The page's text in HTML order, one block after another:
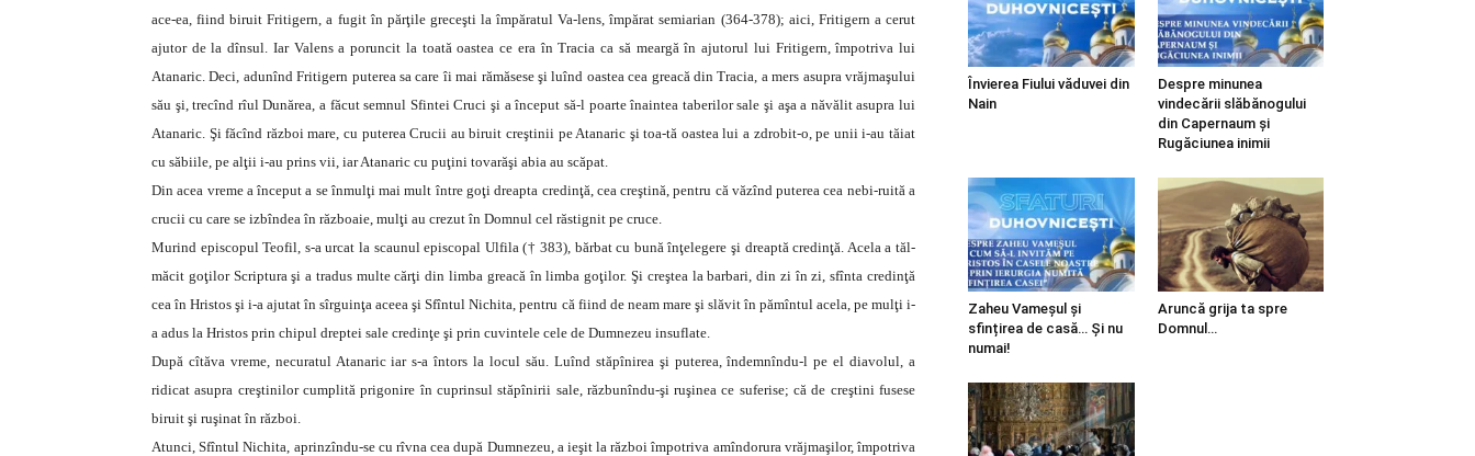
ace-ea, fiind biruit Fritigern, a fugit în părţile greceşti la împăratul Va-lens, împărat semiarian (364-378); aici, Fritigern a cerut
ajutor de la dînsul. Iar Valens a poruncit la toată oastea ce era în Tracia ca să meargă în ajutorul lui Fritigern, împotriva lui
Atanaric. Deci, adunînd Fritigern puterea sa care îi mai rămăsese şi luînd oastea cea greacă din Tracia, a mers asupra vrăjmaşului
său şi, trecînd rîul Dunărea, a făcut semnul Sfintei Cruci şi a început să-l poarte înaintea taberilor sale şi aşa a năvălit asupra lui
Atanaric. Şi făcînd război mare, cu puterea Crucii au biruit creştinii pe Atanaric şi toa-tă oastea lui a zdrobit-o, pe unii i-au tăiat
cu săbiile, pe alţii i-au prins vii, iar Atanaric cu puţini tovarăşi abia au scăpat.
Din acea vreme a început a se înmulţi mai mult între goţi dreapta credinţă, cea creştină, pentru că văzînd puterea cea nebi-ruită a
crucii cu care se izbîndea în războaie, mulţi au crezut în Domnul cel răstignit pe cruce.
Murind episcopul Teofil, s-a urcat la scaunul episcopal Ulfila († 383), bărbat cu bună înţelegere şi dreaptă credinţă. Acela a tăl-
măcit goţilor Scriptura şi a tradus multe cărţi din limba greacă în limba goţilor. Şi creştea la barbari, din zi în zi, sfînta credinţă
cea în Hristos şi i-a ajutat în sîrguinţa aceea şi Sfîntul Nichita, pentru că fiind de neam mare şi slăvit în pămîntul acela, pe mulţi i-
a adus la Hristos prin chipul dreptei sale credinţe şi prin cuvintele cele de Dumnezeu insuflate.
După cîtăva vreme, necuratul Atanaric iar s-a întors la locul său. Luînd stăpînirea şi puterea, îndemnîndu-l pe el diavolul, a
ridicat asupra creştinilor cumplită prigonire în cuprinsul stăpînirii sale, răzbunîndu-şi ruşinea ce suferise; că de creştini fusese
biruit şi ruşinat în război.
Atunci, Sfîntul Nichita, aprinzîndu-se cu rîvna cea după Dumnezeu, a ieşit la război împotriva amîndorura vrăjmaşilor, împotriva
Învierea Fiului văduvei din
Nain
Despre minunea
vindecării slăbănogului
din Capernaum și
Rugăciunea inimii
Zaheu Vameșul și
sfințirea de casă… Și nu
numai!
Aruncă grija ta spre
Domnul…